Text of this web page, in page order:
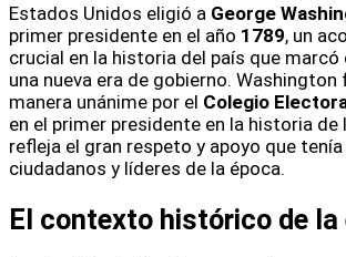
Estados Unidos eligió a George
primer presidente en el año 1789, un
crucial en la historia del país que
una nueva era de gobierno.
manera unánime por el Colegio
en el primer presidente en la historia de
refleja el gran respeto y apoyo que
ciudadanos y líderes de la época.
El contexto histórico de la